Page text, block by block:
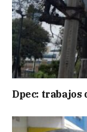
Dpec: trabajos